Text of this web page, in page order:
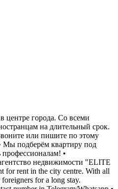
центре города. Со всеми
на длительный срок.
или пишите по этому
Мы подберём квартиру под
профессионалам! •
недвижимости "ELITE
for rent in the city centre. With all
for a long stay.